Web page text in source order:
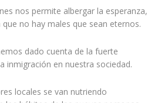
nos permite albergar la esperanza,
no hay males que sean eternos.
dado cuenta de la fuerte
inmigración en nuestra sociedad.
locales se van nutriendo